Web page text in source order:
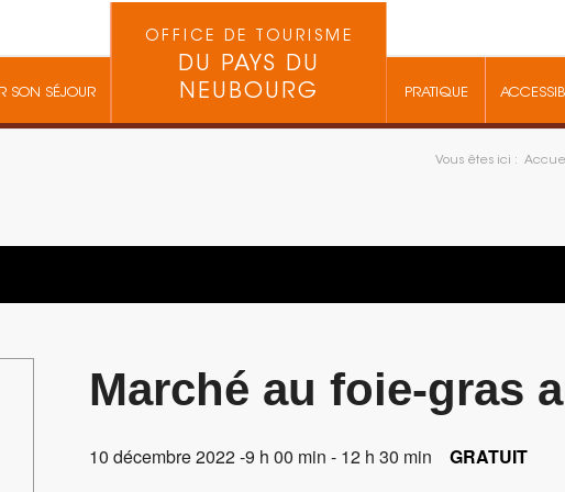
SON SÉJOUR
OFFICE DE TOURISME
DU PAYS DU
NEUBOURG
PRATIQUE
Vous êtes ici :
Marché au foie-gras
10 décembre 2022 -9 h 00 min - 12 h 30 min GRATUIT